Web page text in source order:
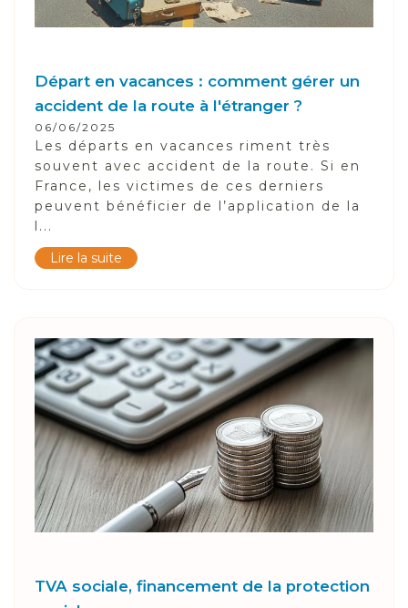
Départ en vacances : comment gérer un
accident de la route à l'étranger ?
06/06/2025
Les départs en vacances riment très
souvent avec accident de la route. Si en
France, les victimes de ces derniers
peuvent bénéficier de l’application de la
l...
Lire la suite
TVA sociale, financement de la protection